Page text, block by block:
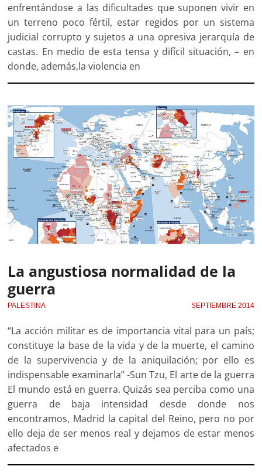
enfrentándose a las dificultades que suponen vivir en
un terreno poco fértil, estar regidos por un sistema
judicial corrupto y sujetos a una opresiva jerarquía de
castas. En medio de esta tensa y difícil situación, – en
donde, además,la violencia en
La angustiosa normalidad de la
guerra
PALESTINA SEPTIEMBRE 2014
“La acción militar es de importancia vital para un país;
constituye la base de la vida y de la muerte, el camino
de la supervivencia y de la aniquilación; por ello es
indispensable examinarla” -Sun Tzu, El arte de la guerra
El mundo está en guerra. Quizás sea perciba como una
guerra de baja intensidad desde donde nos
encontramos, Madrid la capital del Reino, pero no por
ello deja de ser menos real y dejamos de estar menos
afectados e